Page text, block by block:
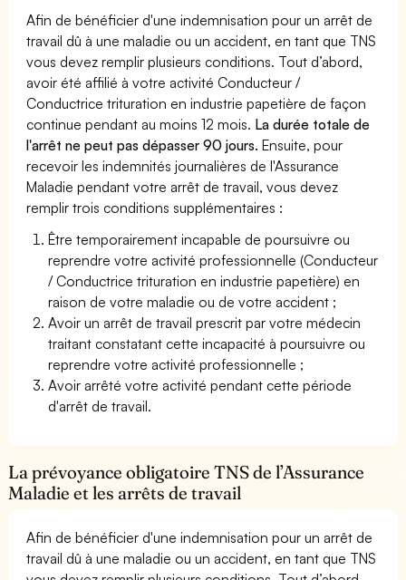
Afin de bénéficier d'une indemnisation pour un arrêt de
travail dû à une maladie ou un accident, en tant que TNS
vous devez remplir plusieurs conditions. Tout d’abord,
avoir été affilié à votre activité Conducteur /
Conductrice trituration en industrie papetière de façon
continue pendant au moins 12 mois. La durée totale de
l'arrêt ne peut pas dépasser 90 jours. Ensuite, pour
recevoir les indemnités journalières de l'Assurance
Maladie pendant votre arrêt de travail, vous devez
remplir trois conditions supplémentaires :
Être temporairement incapable de poursuivre ou
reprendre votre activité professionnelle (Conducteur
/ Conductrice trituration en industrie papetière) en
raison de votre maladie ou de votre accident ;
Avoir un arrêt de travail prescrit par votre médecin
traitant constatant cette incapacité à poursuivre ou
reprendre votre activité professionnelle ;
Avoir arrêté votre activité pendant cette période
d'arrêt de travail.
La prévoyance obligatoire TNS de l’Assurance
Maladie et les arrêts de travail
Afin de bénéficier d'une indemnisation pour un arrêt de
travail dû à une maladie ou un accident, en tant que TNS